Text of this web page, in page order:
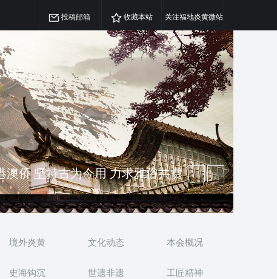
投稿邮箱 收藏本站 关注福地炎黄微站
澳侨 坚持古为今用 力求雅俗共赏
精神 介绍民族瑰宝 宣传中华精英
境外炎黄 文化动态 本会概况
史海钩沉 世遗非遗 工匠精神